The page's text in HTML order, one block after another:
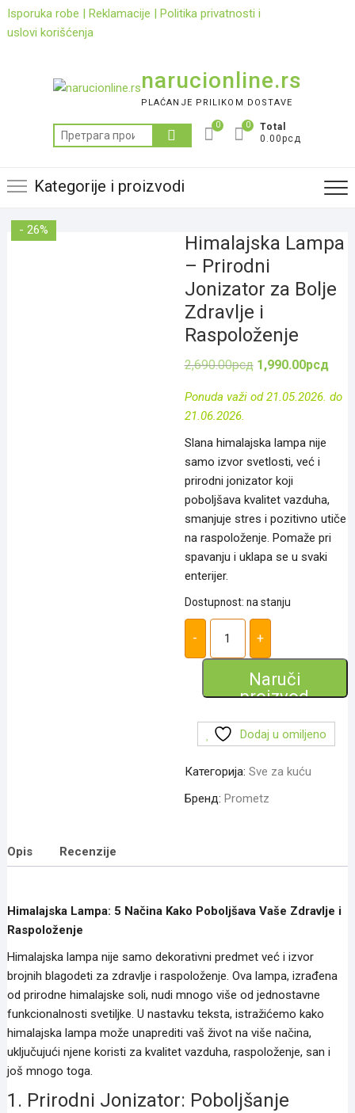
Skip
to
Isporuka robe | Reklamacije | Politika privatnosti i
uslovi korišćenja
narucionline.rs
PLAĆANJE PRILIKOM DOSTAVE
Претрага
за:
0
Total
0.00рсд
0
Kategorije i proizvodi
- 26%
Himalajska Lampa
– Prirodni
Jonizator za Bolje
Zdravlje i
Raspoloženje
2,690.00рсд Оригинална
цена
била:
1,990.00рсд
цена
Ponuda važi od 21.05.2026. do
21.06.2026.
Slana himalajska lampa nije
samo izvor svetlosti, već i
prirodni jonizator koji
poboljšava kvalitet vazduha,
smanjuje stres i pozitivno utiče
na raspoloženje. Pomaže pri
spavanju i uklapa se u svaki
enterijer.
Dostupnost: na stanju
-
Himalajska
Lampa
Prirodni
Jonizator
Bolje
i
Raspoloženje
количина
+
Naruči
proizvod
Dodaj u omiljeno
Категорија: Sve za kuću
Бренд: Prometz
Opis Recenzije
Himalajska Lampa: 5 Načina Kako Poboljšava Vaše Zdravlje i
Raspoloženje
Himalajska lampa nije samo dekorativni predmet već i izvor
brojnih blagodeti za zdravlje i raspoloženje. Ova lampa, izrađena
od prirodne himalajske soli, nudi mnogo više od jednostavne
funkcionalnosti svetiljke. U nastavku teksta, istražićemo kako
himalajska lampa može unaprediti vaš život na više načina,
uključujući njene koristi za kvalitet vazduha, raspoloženje, san i
još mnogo toga.
1. Prirodni Jonizator: Poboljšanje